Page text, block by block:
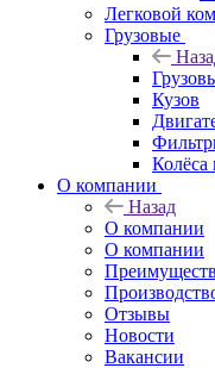
Легковой
Грузовые
Кузов
Колёса
О компании
Назад
О компании
О компании
Отзывы
Новости
Вакансии